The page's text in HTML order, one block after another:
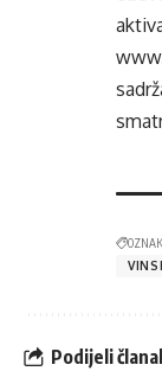
Podijeli